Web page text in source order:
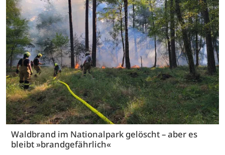
Waldbrand im Nationalpark gelöscht – aber es
bleibt »brandgefährlich«